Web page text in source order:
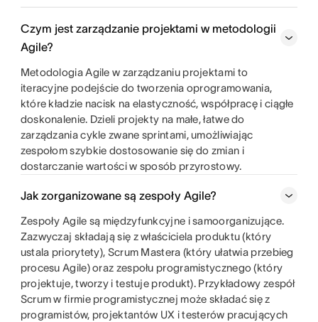
Czym jest zarządzanie projektami w metodologii
Agile?
Metodologia Agile w zarządzaniu projektami to
iteracyjne podejście do tworzenia oprogramowania,
które kładzie nacisk na elastyczność, współpracę i ciągłe
doskonalenie. Dzieli projekty na małe, łatwe do
zarządzania cykle zwane sprintami, umożliwiając
zespołom szybkie dostosowanie się do zmian i
dostarczanie wartości w sposób przyrostowy.
Jak zorganizowane są zespoły Agile?
Zespoły Agile są międzyfunkcyjne i samoorganizujące.
Zazwyczaj składają się z właściciela produktu (który
ustala priorytety), Scrum Mastera (który ułatwia przebieg
procesu Agile) oraz zespołu programistycznego (który
projektuje, tworzy i testuje produkt). Przykładowy zespół
Scrum w firmie programistycznej może składać się z
programistów, projektantów UX i testerów pracujących